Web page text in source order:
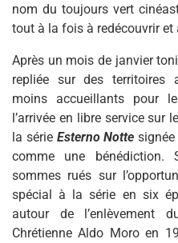
nom du toujours vert
tout à la fois à redécouvrir et
Après un mois de janvier
repliée sur des territoires
moins accueillants pour
l’arrivée en libre service sur
la série Esterno Notte
comme une bénédiction.
sommes rués sur
spécial à la série en six
autour de l’enlèvement
Chrétienne Aldo Moro en